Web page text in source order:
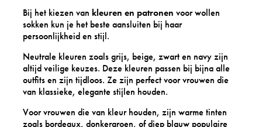
Bij het kiezen van kleuren en patronen voor wollen
sokken kun je het beste aansluiten bij haar
persoonlijkheid en stijl.
Neutrale kleuren zoals grijs, beige, zwart en navy zijn
altijd veilige keuzes. Deze kleuren passen bij bijna alle
outfits en zijn tijdloos. Ze zijn perfect voor vrouwen die
van klassieke, elegante stijlen houden.
Voor vrouwen die van kleur houden, zijn warme tinten
zoals bordeaux, donkergroen, of diep blauw populaire